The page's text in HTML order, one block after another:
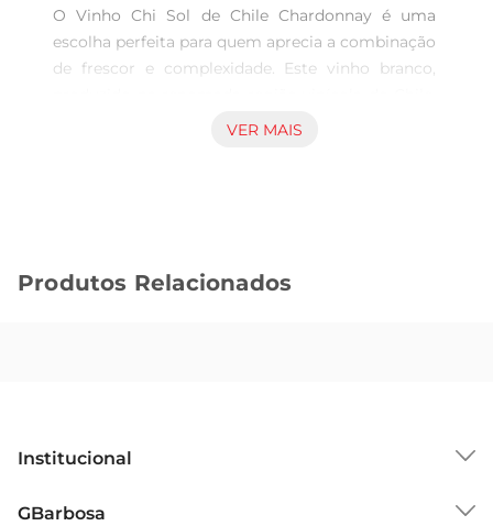
O Vinho Chi Sol de Chile Chardonnay é uma
escolha perfeita para quem aprecia a combinação
de frescor e complexidade. Este vinho branco,
destacase pela sua elegância e sabor marcante.
frutados, como maçã verde e pêssego, que se
gustativa que agrada tanto os iniciantes quanto
Harmonização Perfeita
VER MAIS
Produtos Relacionados
Institucional
GBarbosa